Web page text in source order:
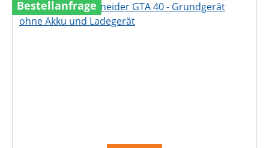
Bestellanfrage